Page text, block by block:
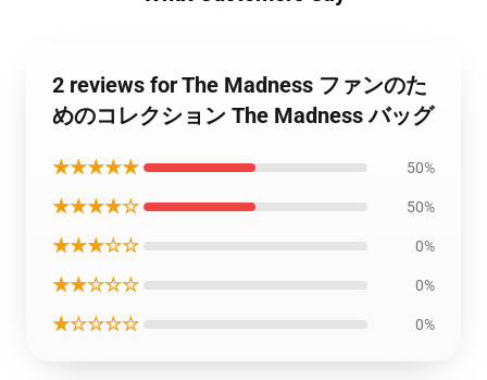
2 reviews for The Madness ファンのた
めのコレクション The Madness バッグ
★★★★★ 50%
★★★★☆ 50%
★★★☆☆ 0%
★★☆☆☆ 0%
★☆☆☆☆ 0%